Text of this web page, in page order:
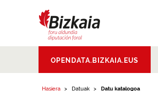
Aldundia.Diputacion
Foral de Bizkaia
OPENDATA.BIZKAIA.EUS
Hasiera Datuak Datu katalogoa